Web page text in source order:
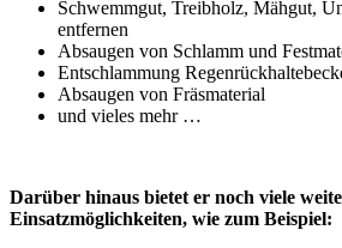
Schwemmgut, Treibholz, Mähgut,
entfernen
Absaugen von Schlamm und
Entschlammung
Absaugen von Fräsmaterial
und vieles mehr …
Darüber hinaus bietet er noch viele
Einsatzmöglichkeiten, wie zum Beispiel: